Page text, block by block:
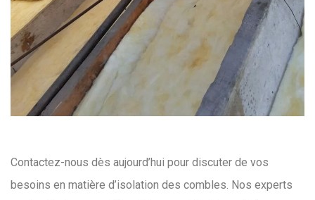
Contactez-nous dès aujourd’hui pour discuter de vos
besoins en matière d’isolation des combles. Nos experts